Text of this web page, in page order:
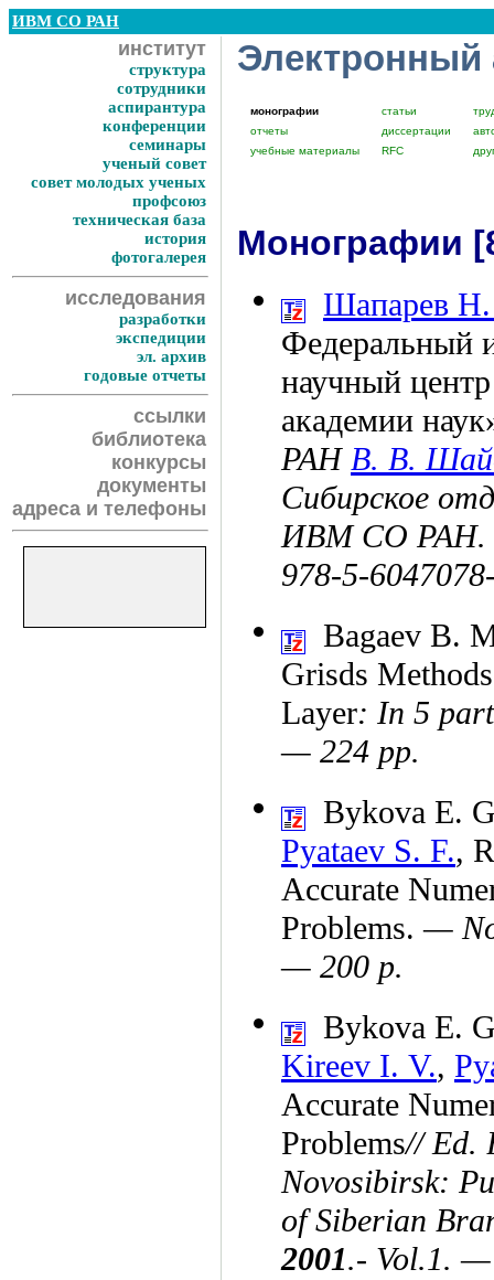
ИВМ СО РАН
институт
структура
сотрудники
аспирантура
конференции
семинары
ученый совет
совет молодых ученых
профсоюз
техническая база
история
фотогалерея
исследования
разработки
экспедиции
эл. архив
годовые отчеты
ссылки
библиотека
конкурсы
документы
адреса и телефоны
монографии статьи
отчеты
диссертации
учебные материалы
RFC
Монографии
Шапарев
Федеральный
научный
академии
РАН В. В.
Сибирское
ИВМ СО РАН.
978-5-
Bagaev B.
Grisds
Layer: In 5
— 224 pp.
Bykova E.
Pyataev S. F.,
Accurate
Problems. —
— 200 p.
Bykova E.
Kireev I. V.,
Accurate
Problems// Ed.
Novosibirsk:
of Siberian
2001.- Vol.1. —